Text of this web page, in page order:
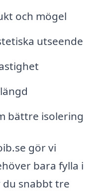
och mögel
utseende
bättre isolering
gör vi
bara fylla i
snabbt tre